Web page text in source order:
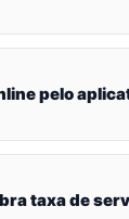
pelo
taxa de